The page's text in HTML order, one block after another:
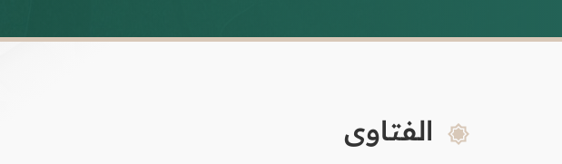
الفتاوى